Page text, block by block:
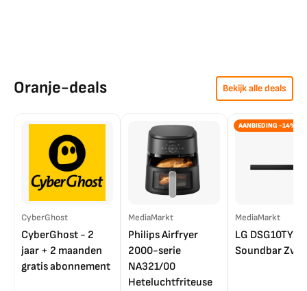
Oranje-deals Bekijk alle deals
CyberGhost
CyberGhost - 2
jaar + 2 maanden
gratis abonnement
MediaMarkt
Philips Airfryer
2000-serie
NA321/00
Heteluchtfriteuse
AANBIEDING -14%
MediaMarkt
LG DSG10TY
Soundbar